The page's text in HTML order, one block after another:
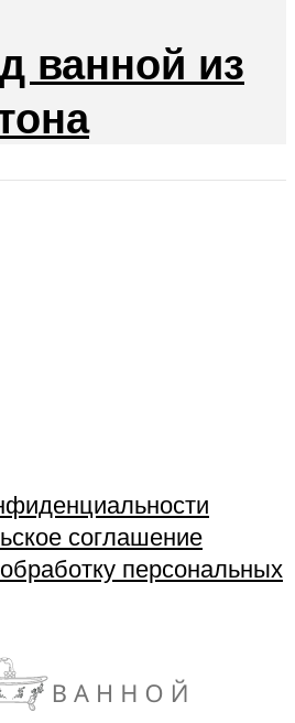
ванной из
соглашение
персональных